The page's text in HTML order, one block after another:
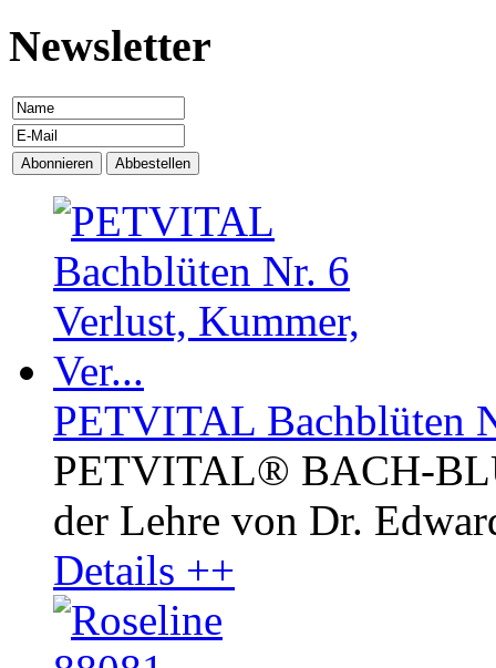
Newsletter
PETVITAL Bachblüten
PETVITAL® BACH-
der Lehre von Dr.
Details ++